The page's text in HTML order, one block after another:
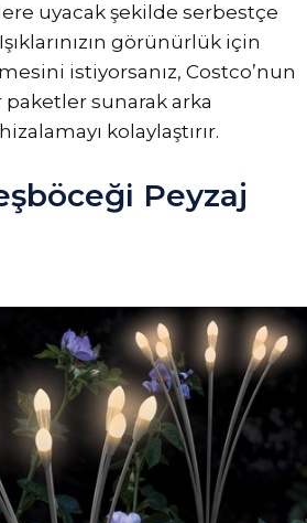
uyacak şekilde serbestçe
görünürlük için
istiyorsanız, Costco’nun
paketler sunarak arka
kolaylaştırır.
Peyzaj